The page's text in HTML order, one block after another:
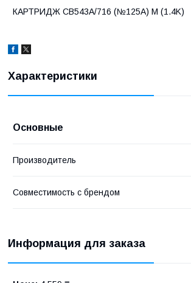
КАРТРИДЖ CB543A/716 (№125A) M (1.4K)
Характеристики
Основные
Производитель
Совместимость с брендом
Информация для заказа